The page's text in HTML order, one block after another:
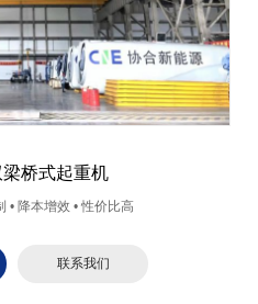
桥式起重机
• 降本增效 • 性价比高
联系我们